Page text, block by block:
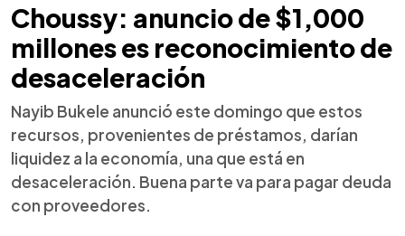
Choussy: anuncio de $1,000
millones es reconocimiento de
desaceleración
Nayib Bukele anunció este domingo que estos
recursos, provenientes de préstamos, darían
liquidez a la economía, una que está en
desaceleración. Buena parte va para pagar deuda
con proveedores.